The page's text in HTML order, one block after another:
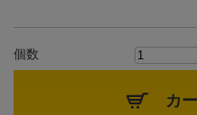
個数
カ